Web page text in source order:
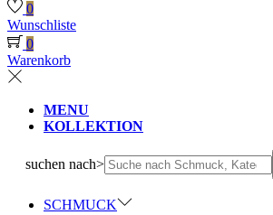
0
Wunschliste
0
Warenkorb
MENU
KOLLEKTION
suchen nach>
SCHMUCK